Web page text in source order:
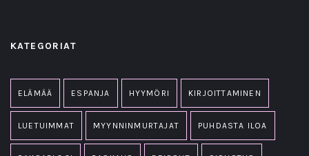
KATEGORIAT
ELÄMÄÄ ESPANJA HYYMÖRI KIRJOITTAMINEN
LUETUIMMAT MYYNNINMURTAJAT PUHDASTA ILOA